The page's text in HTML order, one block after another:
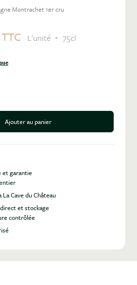
Montrachet 1er cru
TTC L'unité 75cl
la quantité
Ajouter au panier
et garantie
Cave du Château
et stockage
contrôlée